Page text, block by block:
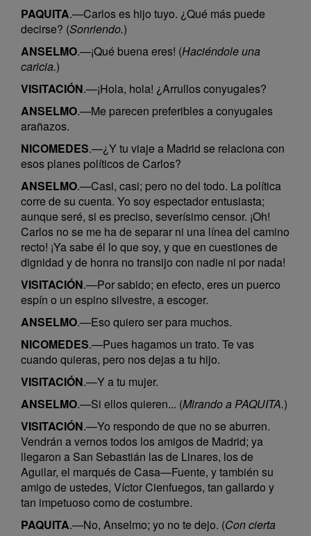
PAQUITA.—Carlos es hijo tuyo. ¿Qué más puede
decirse? (Sonriendo.)
ANSELMO.—¡Qué buena eres! (Haciéndole una
caricia.)
VISITACIÓN.—¡Hola, hola! ¿Arrullos conyugales?
ANSELMO.—Me parecen preferibles a conyugales
arañazos.
NICOMEDES.—¿Y tu viaje a Madrid se relaciona con
esos planes políticos de Carlos?
ANSELMO.—Casi, casi; pero no del todo. La política
corre de su cuenta. Yo soy espectador entusiasta;
aunque seré, si es preciso, severísimo censor. ¡Oh!
Carlos no se me ha de separar ni una línea del camino
recto! ¡Ya sabe él lo que soy, y que en cuestiones de
dignidad y de honra no transijo con nadie ni por nada!
VISITACIÓN.—Por sabido; en efecto, eres un puerco
espín o un espino silvestre, a escoger.
ANSELMO.—Eso quiero ser para muchos.
NICOMEDES.—Pues hagamos un trato. Te vas
cuando quieras, pero nos dejas a tu hijo.
VISITACIÓN.—Y a tu mujer.
ANSELMO.—Si ellos quieren... (Mirando a PAQUITA.)
VISITACIÓN.—Yo respondo de que no se aburren.
Vendrán a vernos todos los amigos de Madrid; ya
llegaron a San Sebastián las de Linares, los de
Aguilar, el marqués de Casa—Fuente, y también su
amigo de ustedes, Víctor Cienfuegos, tan gallardo y
tan impetuoso como de costumbre.
PAQUITA.—No, Anselmo; yo no te dejo. (Con cierta